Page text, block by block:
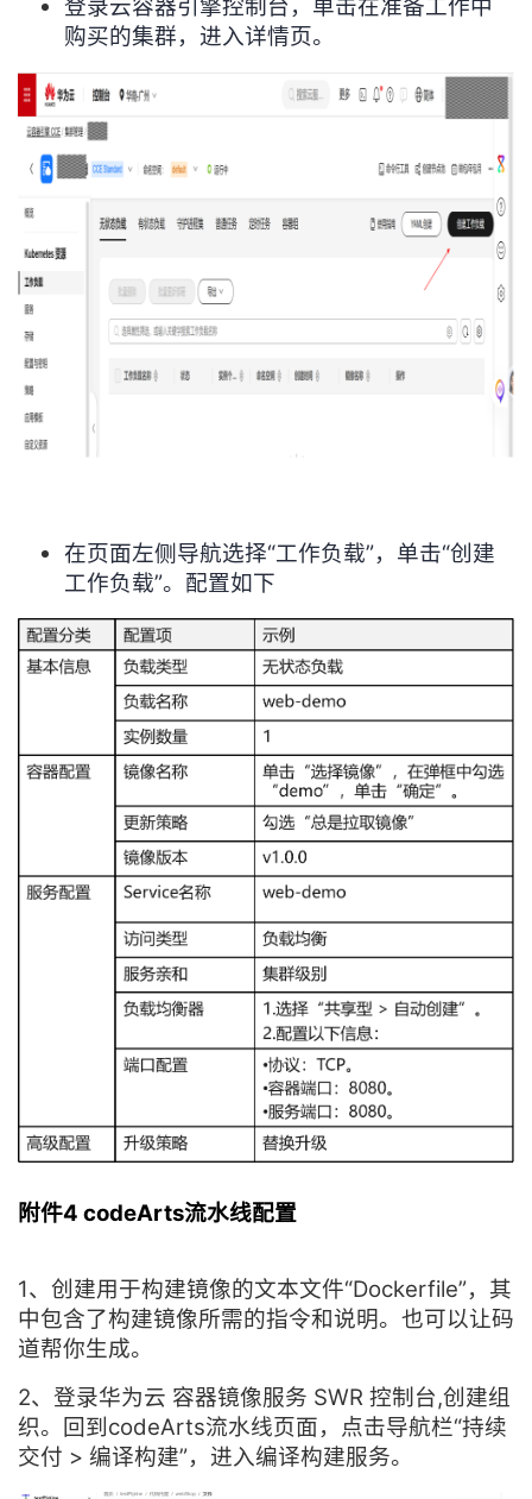
登录云容器引擎控制台，单击在准备工作中
购买的集群，进入详情页。
在页面左侧导航选择“工作负载”，单击“创建
工作负载”。配置如下
附件4 codeArts流水线配置
1、创建用于构建镜像的文本文件“Dockerfile”，其
中包含了构建镜像所需的指令和说明。也可以让码
道帮你生成。
2、登录华为云 容器镜像服务 SWR 控制台,创建组
织。回到codeArts流水线页面，点击导航栏“持续
交付 > 编译构建”，进入编译构建服务。